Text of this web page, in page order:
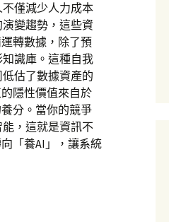
僅減少人力成本
變趨勢，這些資
轉數據，除了預
識庫。這種自我
估了數據資產的
隱性價值來自於
分。當你的競爭
，這就是資訊不
「養AI」，讓系統